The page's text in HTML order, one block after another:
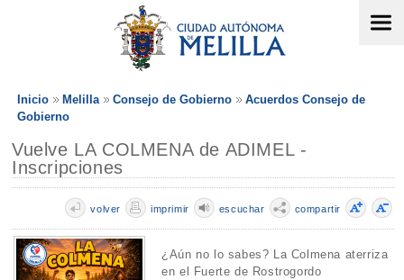
Inicio Melilla Consejo de Gobierno
Acuerdos Consejo de
Gobierno
Vuelve LA COLMENA de ADIMEL -
Inscripciones
compartir
escuchar
imprimir
volver
¿Aún no lo sabes? La Colmena aterriza
en el Fuerte de Rostrogordo